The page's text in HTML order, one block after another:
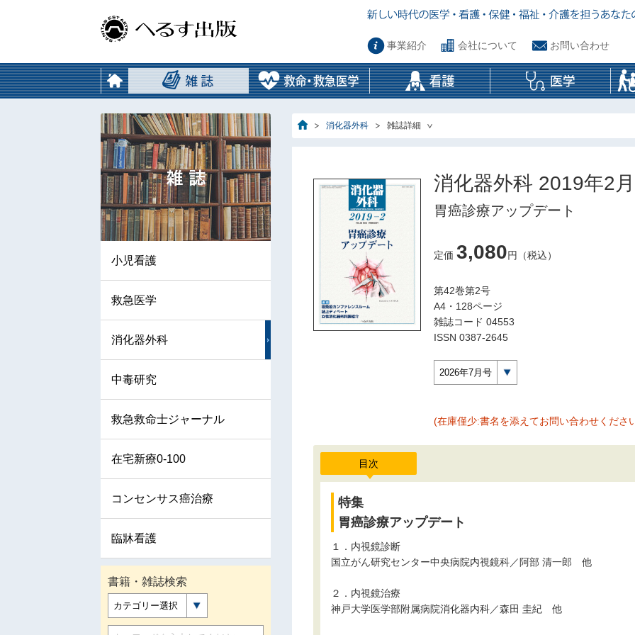
事業紹介 会社について お問い合わせ
消化器外科 雑誌詳細
消化器外科 2019年2
胃癌診療アップデート
定価 3,080円（税込）
第42巻第2号
A4・128ページ
雑誌コード 04553
ISSN 0387-2645
2026年7月号
(在庫僅少:書名を添えてお問い合わせくださ
目次
特集
胃癌診療アップデート
１．内視鏡診断
国立がん研究センター中央病院内視鏡科／阿部 清一郎 他
２．内視鏡治療
神戸大学医学部附属病院消化器内科／森田 圭紀 他
小児看護
救急医学
消化器外科
中毒研究
救急救命士ジャーナル
在宅新療0-100
コンセンサス癌治療
臨牀看護
書籍・雑誌検索
カテゴリー選択